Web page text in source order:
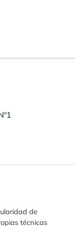
de
técnicas